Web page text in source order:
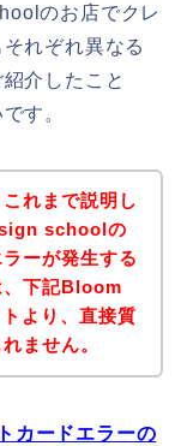
のお店でクレ
れぞれ異なる
介したこと
す。
れまで説明し
schoolの
ーが発生する
、下記Bloom
より、直接質
ません。
カードエラーの